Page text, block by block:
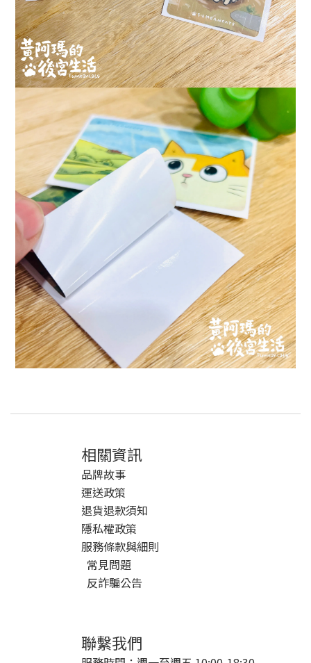
相關資訊
品牌故事
運送政策
退貨退款須知
隱私權政策
服務條款與細則
常見問題
反詐騙公告
聯繫我們